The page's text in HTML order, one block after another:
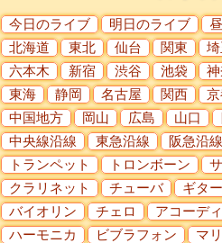
今日のライブ 明日のライブ
北海道
東北 仙台 関東 埼
六本木
新宿 渋谷 池袋 神
東海
静岡 名古屋 関西
中国地方
岡山 広島 山口
中央線沿線
東急沿線 阪急沿線
トランペット
トロンボーン
クラリネット
チューバ ギター
バイオリン
チェロ アコーデ
ハーモニカ
ビブラフォン マ